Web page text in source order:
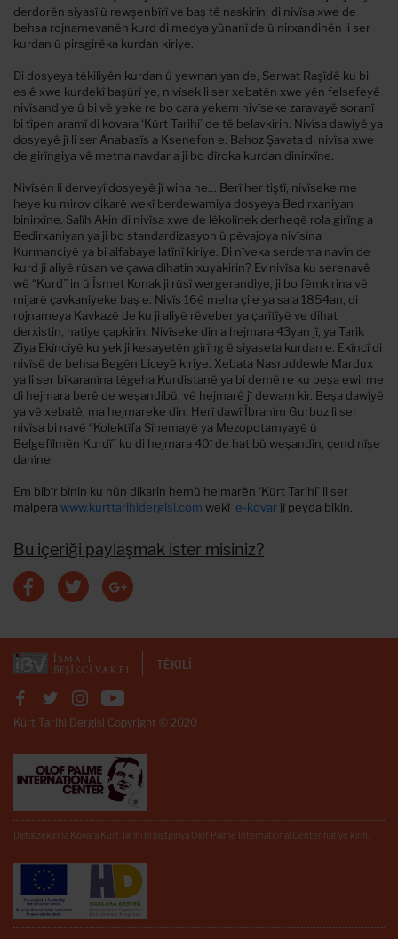
derdorên siyasî û rewşenbîrî ve baş tê naskirin, di nivîsa xwe de
behsa rojnamevanên kurd di medya yûnanî de û nirxandinên li ser
kurdan û pirsgirêka kurdan kiriye.
Di dosyeya têkiliyên kurdan û yewnaniyan de, Serwat Raşîdê ku bi
eslê xwe kurdekî başûrî ye, nivîsek li ser xebatên xwe yên felsefeyê
nivîsandiye û bi vê yeke re bo cara yekem nivîseke zaravayê soranî
bi tîpen aramî di kovara ‘Kürt Tarihi’ de tê belavkirin. Nivîsa dawiyê ya
dosyeyê jî li ser Anabasîs a Ksenefon e. Bahoz Şavata di nivîsa xwe
de girîngiya vê metna navdar a ji bo dîroka kurdan dinirxîne.
Nivîsên li derveyî dosyeyê jî wiha ne… Berî her tiştî, nivîseke me
heye ku mirov dikarê wekî berdewamiya dosyeya Bedirxaniyan
binirxîne. Salîh Akin di nivîsa xwe de lêkolînek derheqê rola girîng a
Bedirxaniyan ya ji bo standardizasyon û pêvajoya nivîsîna
Kurmanciyê ya bi alfabaye latînî kiriye. Di nîveka serdema navîn de
kurd ji aliyê rûsan ve çawa dihatin xuyakirin? Ev nivîsa ku serenavê
wê “Kurd” in û Îsmet Konak ji rûsî wergerandiye, ji bo fêmkirina vê
mijarê çavkaniyeke baş e. Nivîs 16ê meha çile ya sala 1854an, di
rojnameya Kavkazê de ku ji aliyê rêveberiya çarîtîyê ve dihat
derxistin, hatiye çapkirin. Nivîseke din a hejmara 43yan jî, ya Tarik
Ziya Ekîncîyê ku yek ji kesayetên girîng ê siyaseta kurdan e. Ekîncî di
nivîsê de behsa Begên Liceyê kiriye. Xebata Nasruddewle Mardux
ya li ser bikaranîna têgeha Kurdistanê ya bi demê re ku beşa ewil me
di hejmara berê de weşandibû, vê hejmarê jî dewam kir. Beşa dawîyê
ya vê xebatê, ma hejmareke din. Herî dawî Îbrahîm Gurbuz li ser
nivîsa bi navê “Kolektîfa Sînemayê ya Mezopotamyayê û
Belgefîlmên Kurdî” ku di hejmara 40î de hatibû weşandin, çend nîşe
danîne.
Em bibîr bînin ku hûn dikarin hemû hejmarên ‘Kürt Tarihi’ li ser
malpera www.kurttarihidergisi.com wekî e-kovar jî peyda bikin.
Bu içeriği paylaşmak ister misiniz?
TÊKILÎ
Kürt Tarihi Dergisi Copyright © 2020
Dîjîtalîzekirina Kovara Kürt Tarihi bi piştgiriya Olof Palme International Center hatiye kirin.